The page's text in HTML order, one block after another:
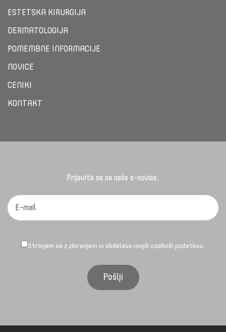
ESTETSKA KIRURGIJA
DERMATOLOGIJA
POMEMBNE INFORMACIJE
NOVICE
CENIKI
KONTAKT
Prijavite se na naše e-novice.
Strinjam se z zbiranjem in obdelavo mojih osebnih podatkov.